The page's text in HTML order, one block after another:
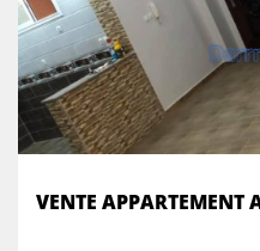
VENTE APPARTEMENT